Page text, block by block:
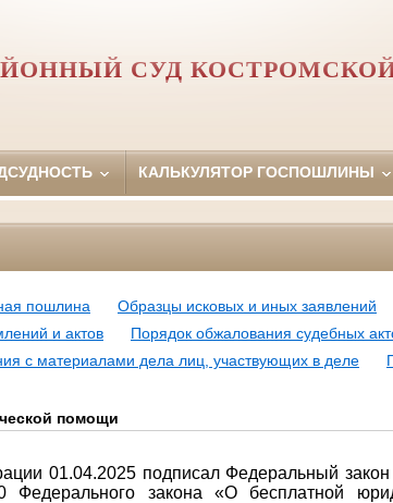
СУД
КАЛЬКУЛЯТОР ГОСПОШЛИНЫ
пошлина Образцы исковых и иных заявлений
и актов
Порядок обжалования судебных
с материалами дела лиц, участвующих в деле
помощи
01.04.2025 подписал Федеральный закон
Федерального закона «О бесплатной